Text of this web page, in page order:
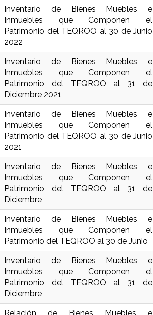
Inventario de Bienes Muebles e
Inmuebles que Componen el
Patrimonio del TEQROO al 30 de Junio
2022
Inventario de Bienes Muebles e
Inmuebles que Componen el
Patrimonio del TEQROO al 31 de
Diciembre 2021
Inventario de Bienes Muebles e
Inmuebles que Componen el
Patrimonio del TEQROO al 30 de Junio
2021
Inventario de Bienes Muebles e
Inmuebles que Componen el
Patrimonio del TEQROO al 31 de
Diciembre
Inventario de Bienes Muebles e
Inmuebles que Componen el
Patrimonio del TEQROO al 30 de Junio
Inventario de Bienes Muebles e
Inmuebles que Componen el
Patrimonio del TEQROO al 31 de
Diciembre